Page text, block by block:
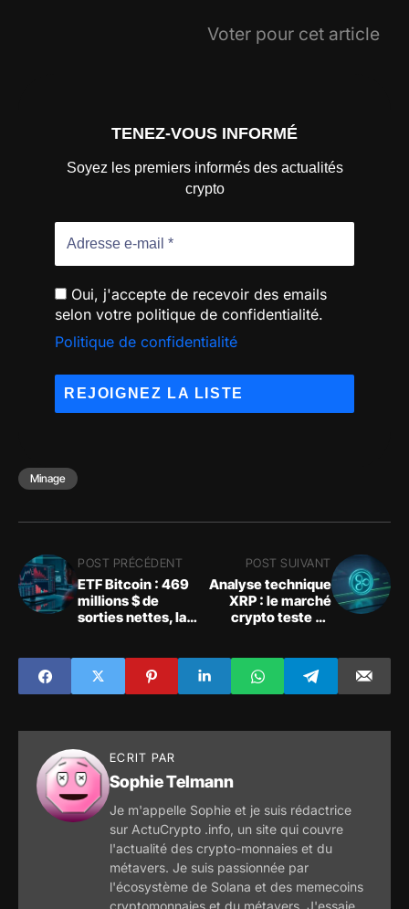
Voter pour cet article
TENEZ-VOUS INFORMÉ
Soyez les premiers informés des actualités
crypto
Oui, j'accepte de recevoir des emails
selon votre politique de confidentialité.
Politique de confidentialité
Minage
POST PRÉCÉDENT
ETF Bitcoin : 469
millions $ de
sorties nettes, la
faiblit
POST SUIVANT
Analyse technique
XRP : le marché
crypto teste un
ECRIT PAR
Sophie Telmann
Je m'appelle Sophie et je suis rédactrice
sur ActuCrypto .info, un site qui couvre
l'actualité des crypto-monnaies et du
métavers. Je suis passionnée par
l'écosystème de Solana et des memecoins
cryptomonnaies et du métavers. J'essaie